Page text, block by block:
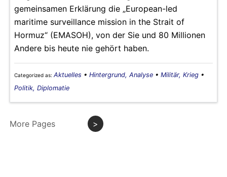
gemeinsamen Erklärung die „European-led
maritime surveillance mission in the Strait of
Hormuz“ (EMASOH), von der Sie und 80 Millionen
Andere bis heute nie gehört haben.
Categorized as: Aktuelles • Hintergrund, Analyse • Militär, Krieg •
Politik, Diplomatie
More Pages >